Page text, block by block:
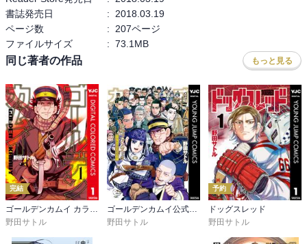
なんと言っても、アイヌにとっての秋鮭のくだりは勉強になりま
す。
書誌発売日
:
2018.03.19
ページ数
:
207ページ
ファイルサイズ
: 73.1MB
同じ著者の作品 もっと見る
完結
ゴールデンカムイ カラー版
野田サトル
ゴールデンカムイ公式ファンブック 探究者たちの記録
野田サトル
予約
ドッグスレッド
野田サトル